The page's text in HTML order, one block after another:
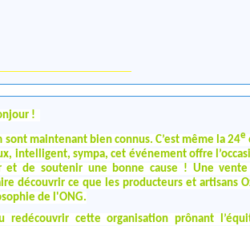
!
sont maintenant bien connus. C’est même la 24e
intelligent, sympa, cet événement offre
et de soutenir une bonne cause ! Une
découvrir ce que les producteurs et artisans
de l'ONG.
redécouvrir cette organisation prônant